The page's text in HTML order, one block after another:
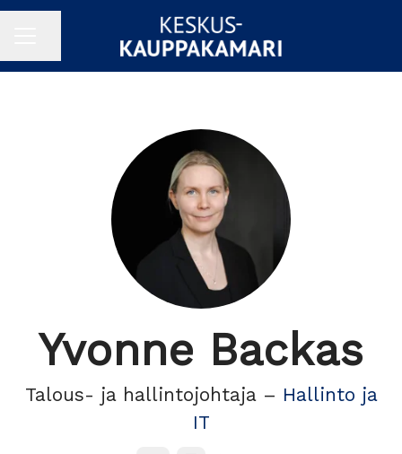
Yvonne Backas
Talous- ja hallintojohtaja – Hallinto ja
IT